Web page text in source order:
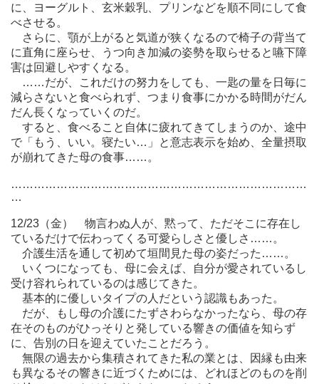
に、ヨーグルト、玄米穀乳、プリンなどを順不同にして食
べさせる。
さらに、顎が上がると気道が狭くなるので椅子の背当て
に直角に座らせ、うつ向き加減の姿勢を取らせると嚥下障
害は回避しやすくなる。
……だが、これだけの努力をしても、一匙の量を日毎に
減らさないと食べられず、つまり食事にかかる時間がだん
だん長くなっていくのだ。
すると、食べること自体に疲れてきてしまうのか、途中
で「もう、いい。寝たい…」と意志表示を始め、全量摂取
が崩れてきた母の食事……。
……………………………………………………………………
…
12/23（金） 物言わぬ人が、黙って、ただそこに存在し
ているだけで伝わってくる可愛らしさと優しさ……。
介護生活を通して初めて垣間見た母の姿だった……。
いくつになっても、母に会えば、自分が愛されているし
受け容れられているのは感じてきた。
基本的に優しいタイプの人だという認識もあった。
だが、もし母の介護にたずさわらなかったなら、母の存
在そのものがひっそりと発している響きの価値を知らず
に、告別の日を迎えていたことだろう。
無限の過去から集積されてきた私の業とは、因縁も由来
も異なるその響きに近づくためには、どれほどのものを削